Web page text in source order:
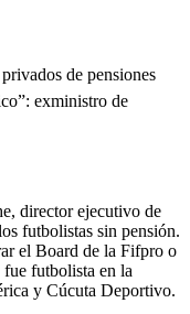
de pensiones
exministro de
director ejecutivo de
futbolistas sin pensión.
el Board de la Fifpro o
futbolista en la
y Cúcuta Deportivo.